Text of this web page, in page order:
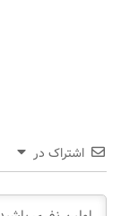
اشتراک در